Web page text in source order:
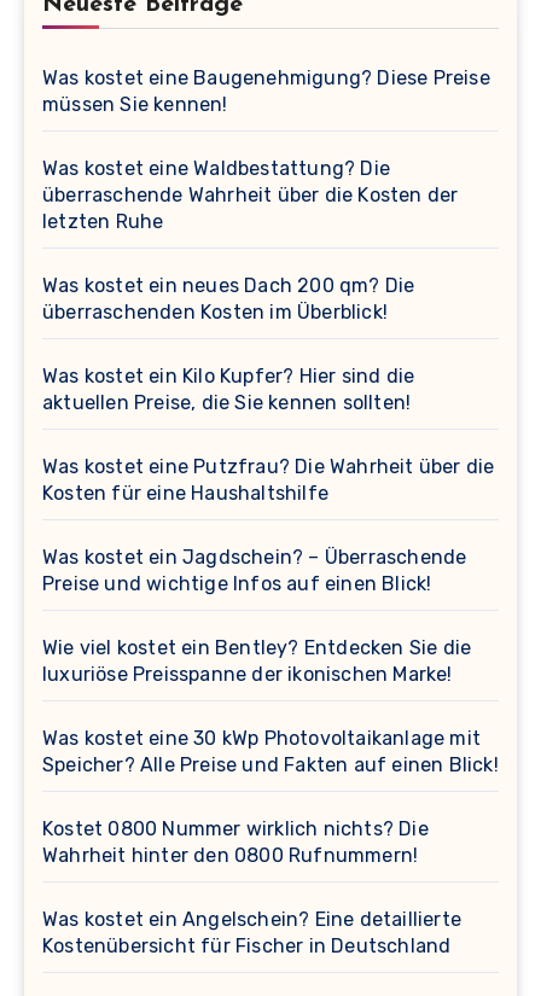
Neueste Beiträge
Was kostet eine Baugenehmigung? Diese Preise
müssen Sie kennen!
Was kostet eine Waldbestattung? Die
überraschende Wahrheit über die Kosten der
letzten Ruhe
Was kostet ein neues Dach 200 qm? Die
überraschenden Kosten im Überblick!
Was kostet ein Kilo Kupfer? Hier sind die
aktuellen Preise, die Sie kennen sollten!
Was kostet eine Putzfrau? Die Wahrheit über die
Kosten für eine Haushaltshilfe
Was kostet ein Jagdschein? – Überraschende
Preise und wichtige Infos auf einen Blick!
Wie viel kostet ein Bentley? Entdecken Sie die
luxuriöse Preisspanne der ikonischen Marke!
Was kostet eine 30 kWp Photovoltaikanlage mit
Speicher? Alle Preise und Fakten auf einen Blick!
Kostet 0800 Nummer wirklich nichts? Die
Wahrheit hinter den 0800 Rufnummern!
Was kostet ein Angelschein? Eine detaillierte
Kostenübersicht für Fischer in Deutschland